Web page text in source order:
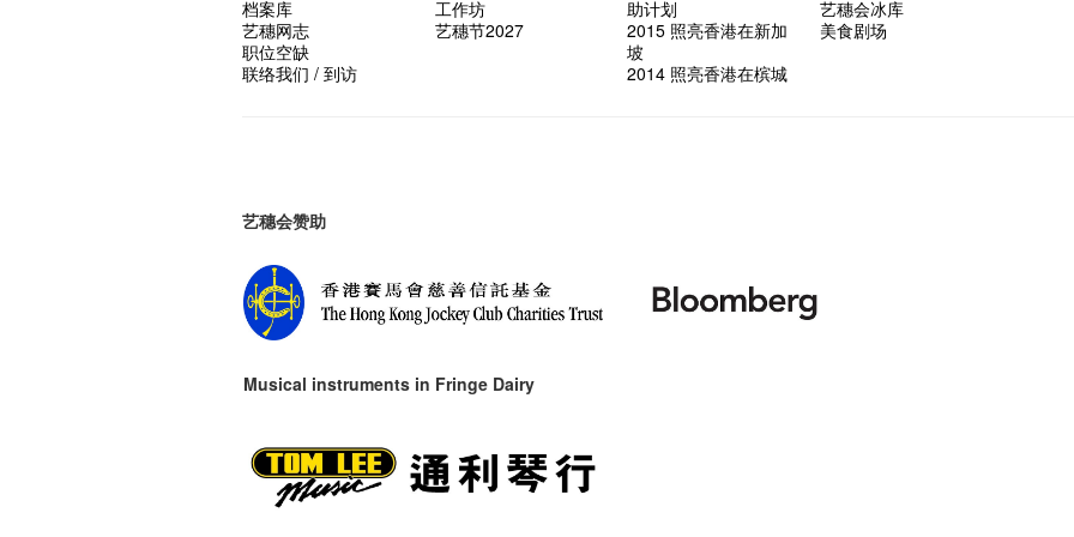
档案库
艺穗网志
职位空缺
联络我们 / 到访
工作坊
艺穗节2027
助计划
2015 照亮香港在新加
坡
2014 照亮香港在槟城
艺穗会冰库
美食剧场
艺穗会赞助
Musical instruments in Fringe Dairy